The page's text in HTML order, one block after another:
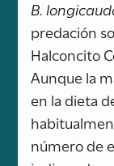
B.
predación
Halconcito
Aunque la
en la dieta
número de